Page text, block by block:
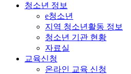
청소년 정보
e청소년
지역 청소년활동 정보
청소년 기관 현황
자료실
교육신청
온라인 교육 신청